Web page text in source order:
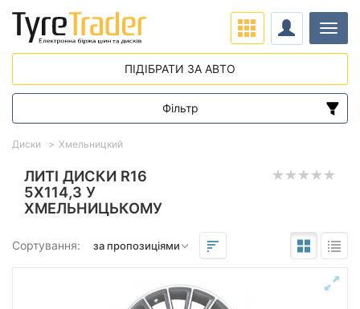
ЛИТІ ДИСКИ R16
5X114,3 У
ХМЕЛЬНИЦЬКОМУ
Сортування:
Диски Хмельницкий
ПІДІБРАТИ ЗА АВТО
Фільтр
Діапазон цін
від
Підбір за параметрами